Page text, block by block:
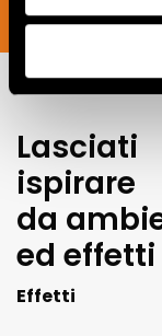
ISCRIVITI ORA
Lasciati
ispirare
da
ed effetti
Effetti